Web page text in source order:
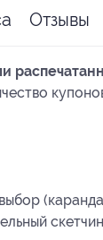
Отзывы